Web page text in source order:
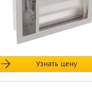
Узнать цену